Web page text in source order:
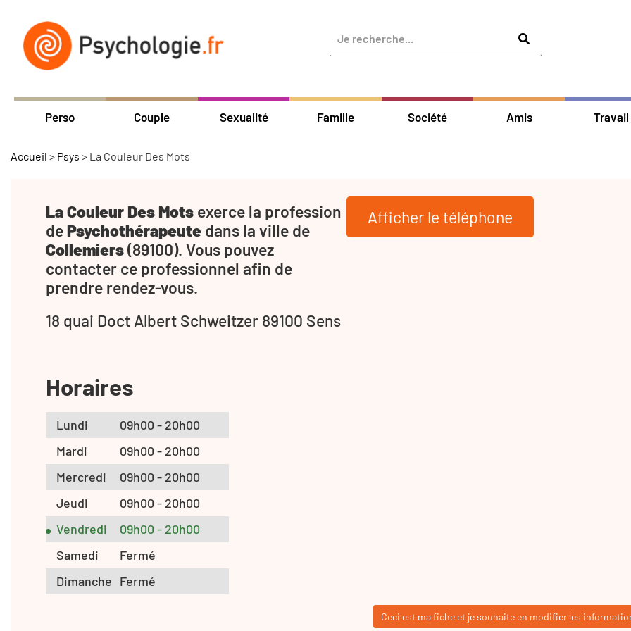
Perso Couple Sexualité Famille Société Amis Travail
Accueil > Psys > La Couleur Des Mots
La Couleur Des Mots exerce la profession
dePsychothérapeute dans la ville de
Collemiers(89100). Vous pouvez
contacter ce professionnel afin de
prendre rendez-vous.
18 quai Doct Albert Schweitzer 89100 Sens
Afficher le téléphone
Horaires
Lundi
09h00 - 20h00
Mardi
09h00 - 20h00
Mercredi
09h00 - 20h00
Jeudi
09h00 - 20h00
Vendredi
09h00 - 20h00
Samedi
Fermé
Dimanche Fermé
Ceci est ma fiche et je souhaite en modifier les